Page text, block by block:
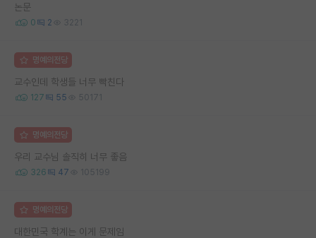
논문
0 2 3221
명예의전당
교수인데 학생들 너무 빡친다
127 55 50171
명예의전당
우리 교수님 솔직히 너무 좋음
326 47 105199
명예의전당
대한민국 학계는 이게 문제임